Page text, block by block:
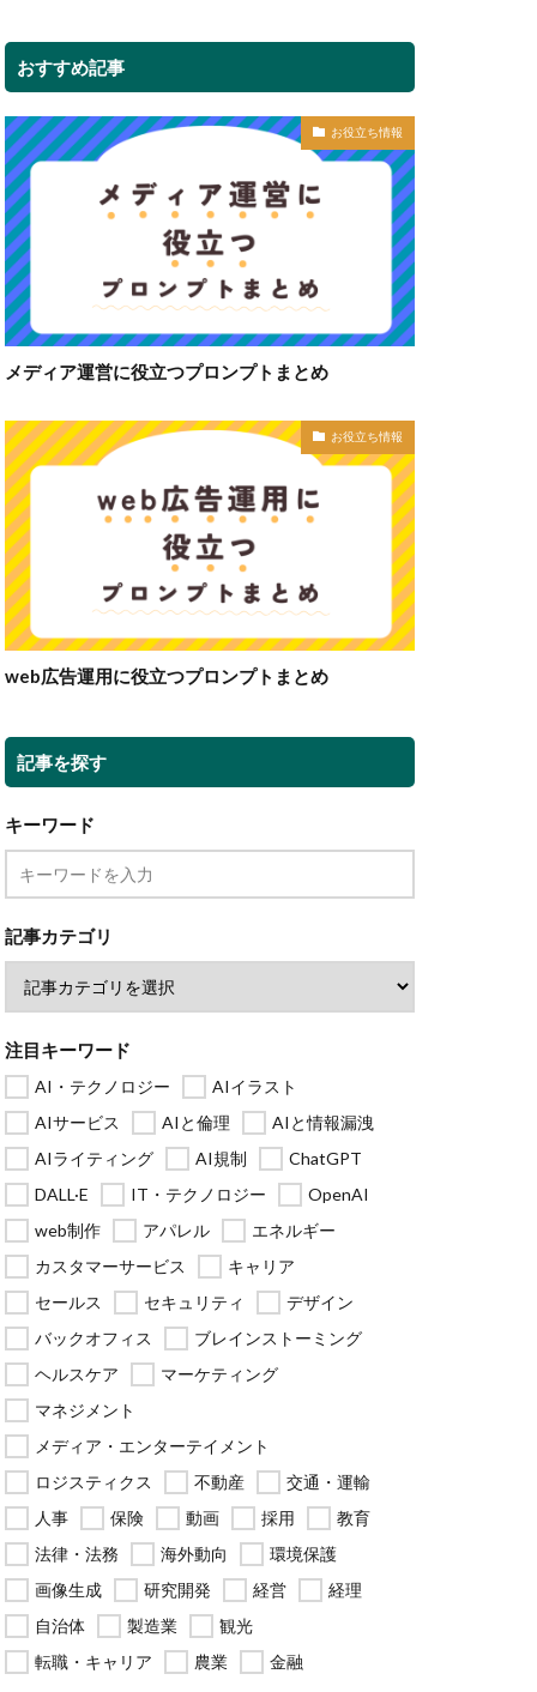
おすすめ記事
お役立ち情報
メディア運営に役立つプロンプトまとめ
お役立ち情報
web広告運用に役立つプロンプトまとめ
記事を探す
キーワード
記事カテゴリ
注目キーワード
AI・テクノロジー
AIイラスト
AIサービス
AIと倫理
AIと情報漏洩
AIライティング
AI規制
ChatGPT
DALL·E
IT・テクノロジー
OpenAI
web制作
アパレル
エネルギー
カスタマーサービス
キャリア
セールス
セキュリティ
デザイン
バックオフィス
ブレインストーミング
ヘルスケア
マーケティング
マネジメント
メディア・エンターテイメント
ロジスティクス
不動産
交通・運輸
人事
保険 動画 採用
教育
法律・法務
海外動向
環境保護
画像生成
研究開発 経営
経理
自治体
製造業
観光
転職・キャリア
農業 金融